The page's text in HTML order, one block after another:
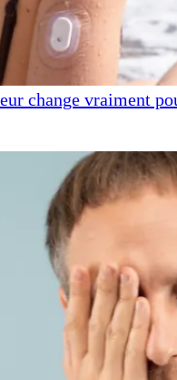
change vraiment